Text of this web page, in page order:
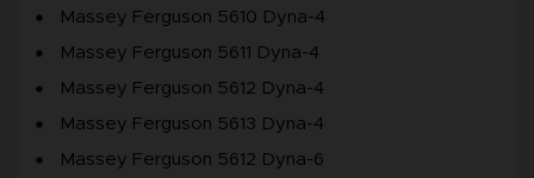
Massey Ferguson 5610 Dyna-4
Massey Ferguson 5611 Dyna-4
Massey Ferguson 5612 Dyna-4
Massey Ferguson 5613 Dyna-4
Massey Ferguson 5612 Dyna-6